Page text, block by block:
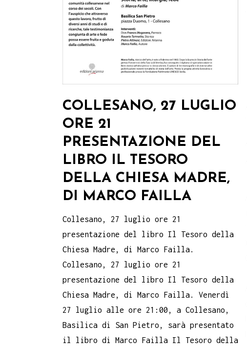
COLLESANO, 27 LUGLIO
ORE 21
PRESENTAZIONE DEL
LIBRO IL TESORO
DELLA CHIESA MADRE,
DI MARCO FAILLA
Collesano, 27 luglio ore 21
presentazione del libro Il Tesoro della
Chiesa Madre, di Marco Failla.
Collesano, 27 luglio ore 21
presentazione del libro Il Tesoro della
Chiesa Madre, di Marco Failla. Venerdì
27 luglio alle ore 21:00, a Collesano,
Basilica di San Pietro, sarà presentato
il libro di Marco Failla Il Tesoro della